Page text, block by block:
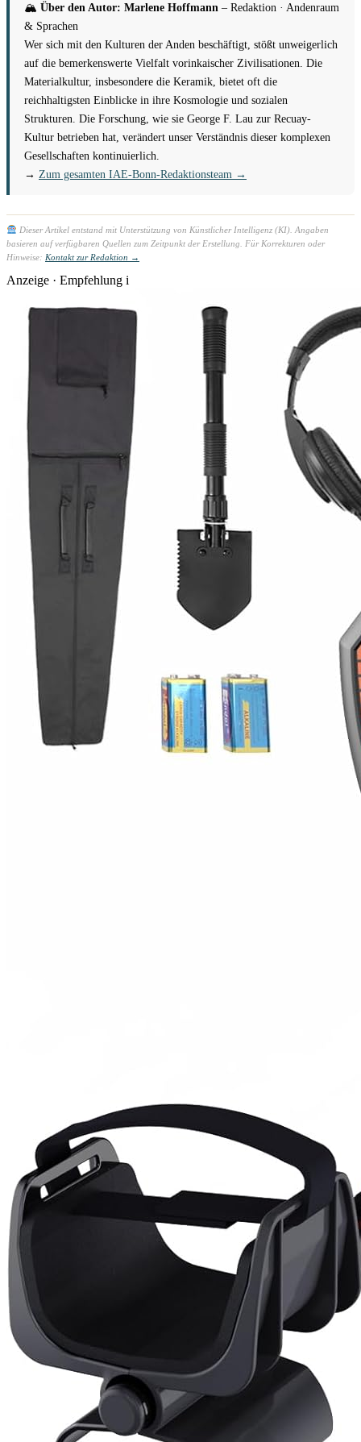
🏔 Über den Autor: Marlene Hoffmann – Redaktion · Andenraum
& Sprachen
Wer sich mit den Kulturen der Anden beschäftigt, stößt unweigerlich
auf die bemerkenswerte Vielfalt vorinkaischer Zivilisationen. Die
Materialkultur, insbesondere die Keramik, bietet oft die
reichhaltigsten Einblicke in ihre Kosmologie und sozialen
Strukturen. Die Forschung, wie sie George F. Lau zur Recuay-
Kultur betrieben hat, verändert unser Verständnis dieser komplexen
Gesellschaften kontinuierlich.
→ Zum gesamten IAE-Bonn-Redaktionsteam →
Dieser Artikel entstand mit Unterstützung von Künstlicher Intelligenz (KI). Angaben
basieren auf verfügbaren Quellen zum Zeitpunkt der Erstellung. Für Korrekturen oder
Hinweise: Kontakt zur Redaktion →
Anzeige · Empfehlung i